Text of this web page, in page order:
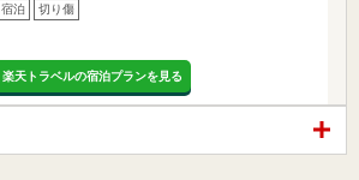
宿泊 切り傷
楽天トラベルの宿泊プランを見る